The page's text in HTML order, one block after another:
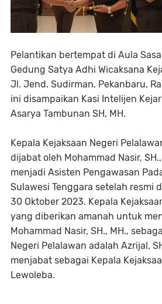
Pelantikan bertempat di Aula
Gedung Satya Adhi Wicaksana
Jl. Jend. Sudirman, Pekanbaru,
ini disampaikan Kasi Intelijen
Asarya Tambunan SH, MH.
Kepala Kejaksaan Negeri
dijabat oleh Mohammad Nasir,
menjadi Asisten Pengawasan
Sulawesi Tenggara setelah resmi
30 Oktober 2023. Kepala
yang diberikan amanah untuk
Mohammad Nasir, SH., MH.,
Negeri Pelalawan adalah Azrijal,
menjabat sebagai Kepala
Lewoleba.